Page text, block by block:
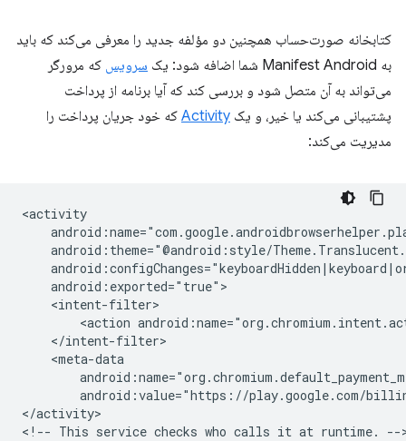
کتابخانه صورت‌حساب همچنین دو مؤلفه جدید را معرفی می‌کند که باید
به Manifest Android شما اضافه شود: یک
سرویس که مرورگر
می‌تواند به آن متصل شود و بررسی کند که آیا برنامه از پرداخت
پشتیبانی می‌کند یا خیر، و یک Activity که خود جریان پرداخت را
مدیریت می‌کند:
<action
android:value="https://play.google.com/
</activity>
<!-- This service checks who calls it at runtime.
--